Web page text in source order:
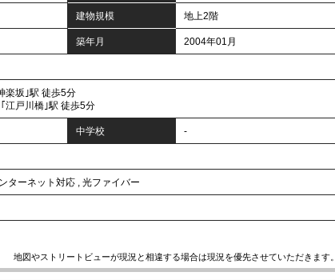
建物規模 地上2階
築年月 2004年01月
楽坂｣駅 徒歩5分
江戸川橋｣駅 徒歩5分
中学校 -
ターネット対応 , 光ファイバー
地図やストリートビューが現況と相違する場合は現況を優先させていただきます。